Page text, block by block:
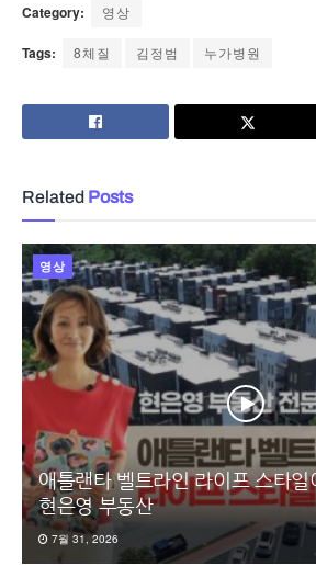
Category: 영상
Tags: 8체질 김정범 누가병원
Related Posts
영상
애틀랜타 벨트라인 라이프 스타일
현은영 부동산
7월 31, 2026